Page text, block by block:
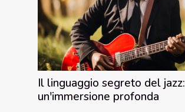
Il linguaggio segreto del jazz:
un'immersione profonda